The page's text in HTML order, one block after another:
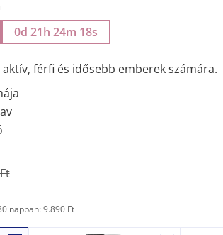
0d 21h 24m 17s
férfi és idősebb emberek számára.
napban: 9.890 Ft